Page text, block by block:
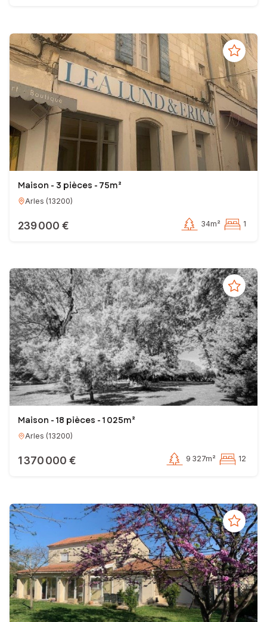
Maison - 3 pièces - 75m²
Arles (13200)
239 000 € 34m² 1
Maison - 18 pièces - 1 025m²
Arles (13200)
1 370 000 € 9 327m² 12